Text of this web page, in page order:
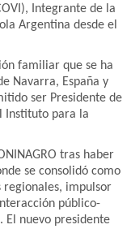
Integrante de la
Argentina desde el
familiar que se ha
Navarra, España y
ser Presidente de
Instituto para la
tras haber
se consolidó como
regionales, impulsor
público-
El nuevo presidente